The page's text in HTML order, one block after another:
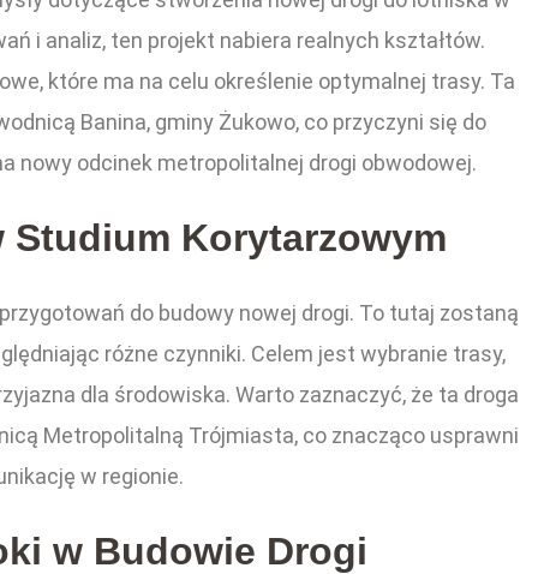
i analiz, ten projekt nabiera realnych kształtów.
które ma na celu określenie optymalnej trasy. Ta
Banina, gminy Żukowo, co przyczyni się do
nowy odcinek metropolitalnej drogi obwodowej.
Studium Korytarzowym
do budowy nowej drogi. To tutaj zostaną
różne czynniki. Celem jest wybranie trasy,
dla środowiska. Warto zaznaczyć, że ta droga
Metropolitalną Trójmiasta, co znacząco usprawni
w regionie.
w Budowie Drogi